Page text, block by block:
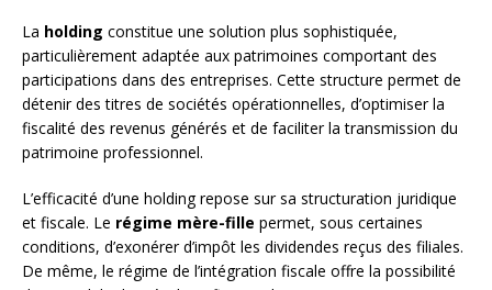
La holding constitue une solution plus sophistiquée,
particulièrement adaptée aux patrimoines comportant des
participations dans des entreprises. Cette structure permet de
détenir des titres de sociétés opérationnelles, d’optimiser la
fiscalité des revenus générés et de faciliter la transmission du
patrimoine professionnel.
L’efficacité d’une holding repose sur sa structuration juridique
et fiscale. Le régime mère-fille permet, sous certaines
conditions, d’exonérer d’impôt les dividendes reçus des filiales.
De même, le régime de l’intégration fiscale offre la possibilité